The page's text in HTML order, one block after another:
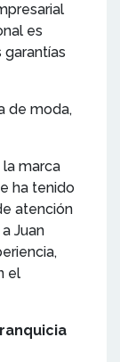
es
de moda,
marca
ha tenido
atención
Juan
el